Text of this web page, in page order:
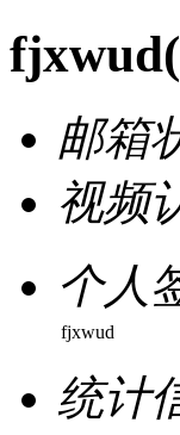
fjxwud
邮箱
视频
个人
fjxwud
统计